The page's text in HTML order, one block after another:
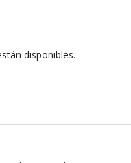
disponibles.